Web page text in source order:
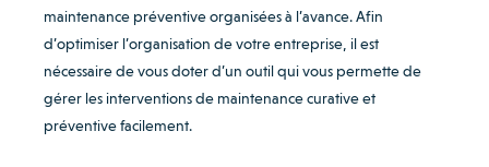
maintenance préventive organisées à l’avance. Afin
d’optimiser l’organisation de votre entreprise, il est
nécessaire de vous doter d’un outil qui vous permette de
gérer les interventions de maintenance curative et
préventive facilement.